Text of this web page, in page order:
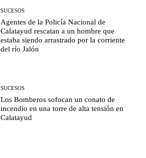
SUCESOS
Agentes de la Policía Nacional de
Calatayud rescatan a un hombre que
estaba siendo arrastrado por la corriente
del río Jalón
SUCESOS
Los Bomberos sofocan un conato de
incendio en una torre de alta tensión en
Calatayud